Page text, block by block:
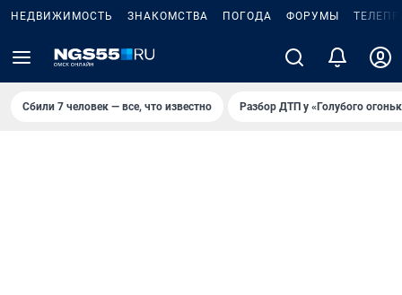
НЕДВИЖИМОСТЬ ЗНАКОМСТВА ПОГОДА ФОРУМЫ
Сбили 7 человек — все, что известно Разбор ДТП у «Голубого